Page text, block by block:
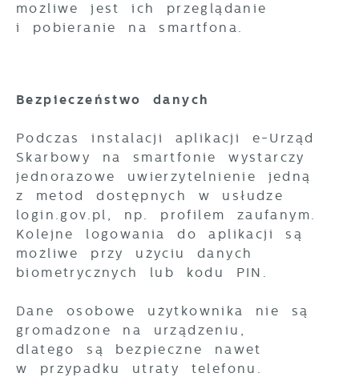
możliwe jest ich przeglądanie
i pobieranie na smartfona.
Bezpieczeństwo danych
Podczas instalacji aplikacji e-Urząd
Skarbowy na smartfonie wystarczy
jednorazowe uwierzytelnienie jedną
z metod dostępnych w usłudze
login.gov.pl, np. profilem zaufanym.
Kolejne logowania do aplikacji są
możliwe przy użyciu danych
biometrycznych lub kodu PIN.
Dane osobowe użytkownika nie są
gromadzone na urządzeniu,
dlatego są bezpieczne nawet
w przypadku utraty telefonu.